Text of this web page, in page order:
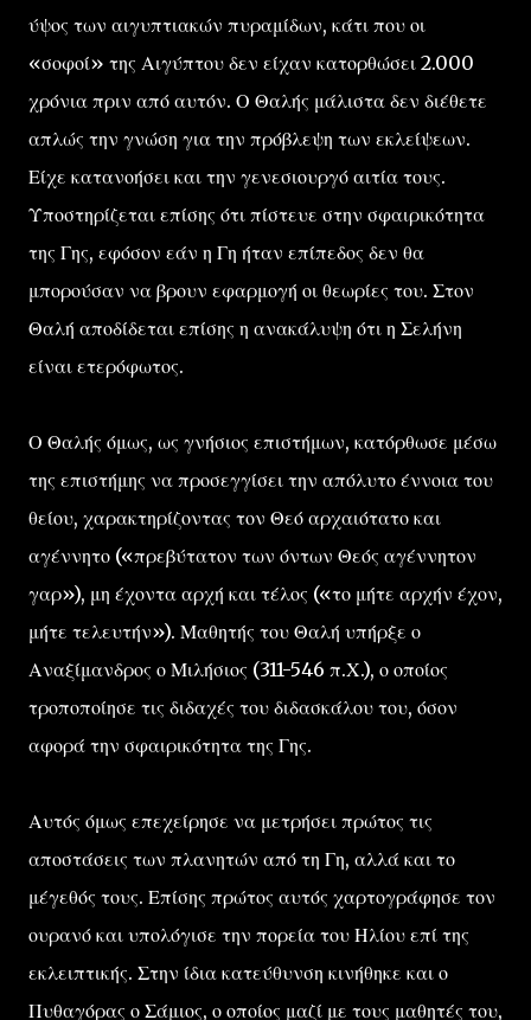
ύψος των αιγυπτιακών πυραμίδων, κάτι που οι
«σοφοί» της Αιγύπτου δεν είχαν κατορθώσει 2.000
χρόνια πριν από αυτόν. Ο Θαλής μάλιστα δεν διέθετε
απλώς την γνώση για την πρόβλεψη των εκλείψεων.
Είχε κατανοήσει και την γενεσιουργό αιτία τους.
Υποστηρίζεται επίσης ότι πίστευε στην σφαιρικότητα
της Γης, εφόσον εάν η Γη ήταν επίπεδος δεν θα
μπορούσαν να βρουν εφαρμογή οι θεωρίες του. Στον
Θαλή αποδίδεται επίσης η ανακάλυψη ότι η Σελήνη
είναι ετερόφωτος.
Ο Θαλής όμως, ως γνήσιος επιστήμων, κατόρθωσε μέσω
της επιστήμης να προσεγγίσει την απόλυτο έννοια του
θείου, χαρακτηρίζοντας τον Θεό αρχαιότατο και
αγέννητο («πρεβύτατον των όντων Θεός αγέννητον
γαρ»), μη έχοντα αρχή και τέλος («το μήτε αρχήν έχον,
μήτε τελευτήν»). Μαθητής του Θαλή υπήρξε ο
Αναξίμανδρος ο Μιλήσιος (311-546 π.Χ.), ο οποίος
τροποποίησε τις διδαχές του διδασκάλου του, όσον
αφορά την σφαιρικότητα της Γης.
Αυτός όμως επεχείρησε να μετρήσει πρώτος τις
αποστάσεις των πλανητών από τη Γη, αλλά και το
μέγεθός τους. Επίσης πρώτος αυτός χαρτογράφησε τον
ουρανό και υπολόγισε την πορεία του Ηλίου επί της
εκλειπτικής. Στην ίδια κατεύθυνση κινήθηκε και ο
Πυθαγόρας ο Σάμιος, ο οποίος μαζί με τους μαθητές του,